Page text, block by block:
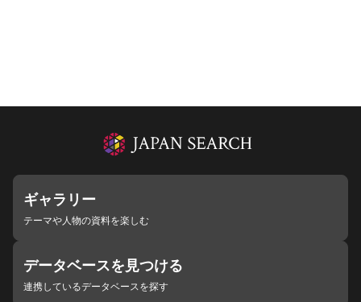
ギャラリー
テーマや人物の資料を楽しむ
データベースを見つける
連携しているデータベースを探す